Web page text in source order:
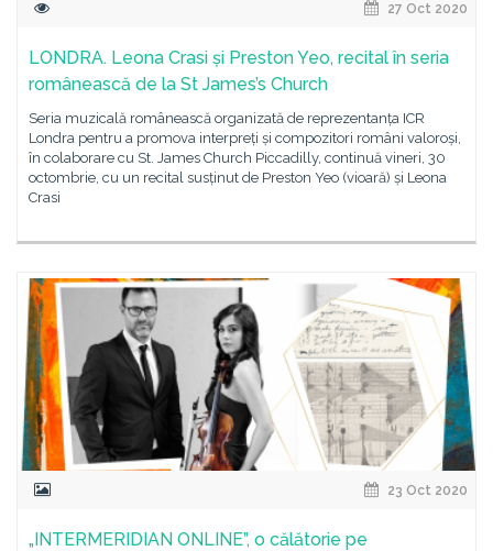
27 Oct 2020
LONDRA. Leona Crasi și Preston Yeo, recital în seria
românească de la St James’s Church
Seria muzicală românească organizată de reprezentanța ICR
Londra pentru a promova interpreți și compozitori români valoroși,
în colaborare cu St. James Church Piccadilly, continuă vineri, 30
octombrie, cu un recital susținut de Preston Yeo (vioară) și Leona
Crasi
23 Oct 2020
„INTERMERIDIAN ONLINE”, o călătorie pe